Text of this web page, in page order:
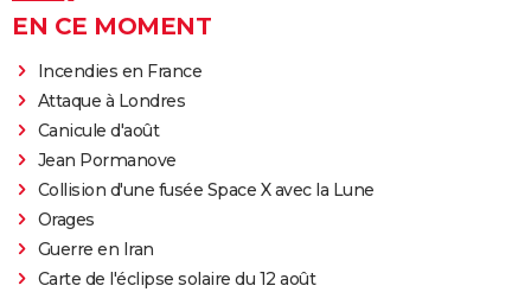
EN CE MOMENT
Incendies en France
Attaque à Londres
Canicule d'août
Jean Pormanove
Collision d'une fusée Space X avec la Lune
Orages
Guerre en Iran
Carte de l'éclipse solaire du 12 août